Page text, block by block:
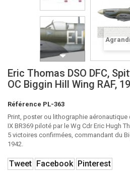
Eric Thomas DSO DFC,
OC Biggin Hill Wing RAF,
Référence PL-363
Print, poster ou lithographie
IX BR369 piloté par le Wg Cdr Eric Hugh
5 victoires confirmées, commandant du
1942.
Tweet Facebook Pinterest